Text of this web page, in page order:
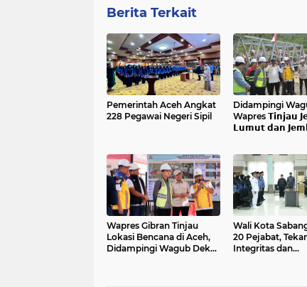
Berita Terkait
Pemerintah Aceh Angkat
228 Pegawai Negeri Sipil
Didampingi
Wapres 𝗧𝗶𝗻𝗷𝗮𝘂
𝗟𝘂𝗺𝘂𝘁 𝗱𝗮𝗻
Wapres Gibran Tinjau
Lokasi Bencana di Aceh,
Didampingi Wagub Dek
Wali Kota
20 Pejabat,
Integritas dan